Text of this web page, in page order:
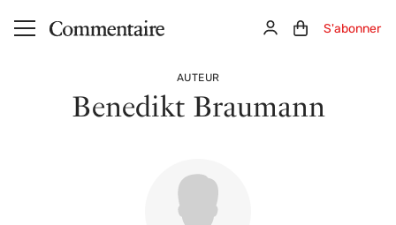
Aller au contenu principal ConnexionPanier (0)
S'abonner
AUTEUR
Benedikt Braumann